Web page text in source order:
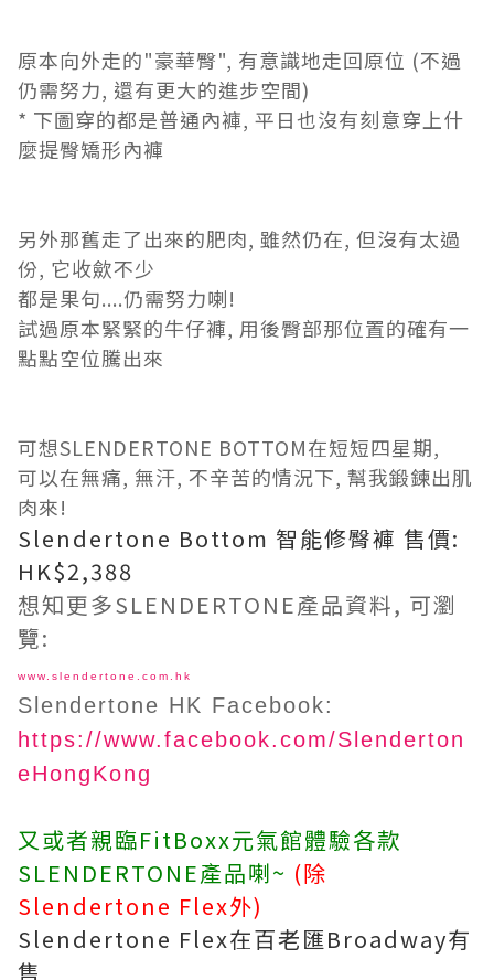
原本向外走的"豪華臀", 有意識地走回原位 (不過
仍需努力, 還有更大的進步空間)
* 下圖穿的都是普通內褲, 平日也沒有刻意穿上什
麼提臀矯形內褲
另外那舊走了出來的肥肉, 雖然仍在, 但沒有太過
份, 它收歛不少
都是果句....仍需努力喇!
試過原本緊緊的牛仔褲, 用後臀部那位置的確有一
點點空位騰出來
可想SLENDERTONE BOTTOM在短短四星期,
可以在無痛, 無汗, 不辛苦的情況下, 幫我鍛鍊出肌
肉來!
Slendertone Bottom 智能修臀褲 售價:
HK$2,388
想知更多SLENDERTONE產品資料, 可瀏
覽:
www.slendertone.com.hk
Slendertone HK Facebook:
https://www.facebook.com/Slenderton
eHongKong
又或者親臨FitBoxx元氣館體驗各款
SLENDERTONE產品喇~ (除
Slendertone Flex外)
Slendertone Flex在百老匯Broadway有
售